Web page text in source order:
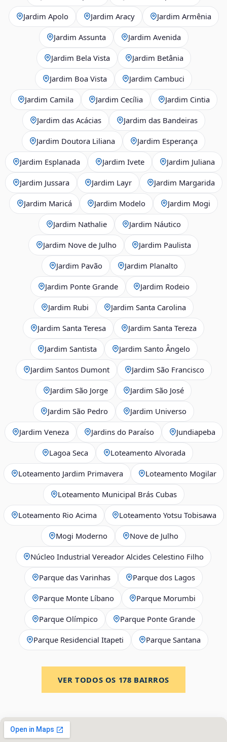
Jardim Apolo Jardim Aracy Jardim Armênia
Jardim Assunta Jardim Avenida
Jardim Bela Vista Jardim Betânia
Jardim Boa Vista Jardim Cambuci
Jardim Camila Jardim Cecília Jardim Cintia
Jardim das Acácias Jardim das Bandeiras
Jardim Doutora Liliana Jardim Esperança
Jardim Esplanada Jardim Ivete Jardim Juliana
Jardim Jussara Jardim Layr Jardim Margarida
Jardim Maricá Jardim Modelo Jardim Mogi
Jardim Nathalie Jardim Náutico
Jardim Nove de Julho Jardim Paulista
Jardim Pavão Jardim Planalto
Jardim Ponte Grande Jardim Rodeio
Jardim Rubi Jardim Santa Carolina
Jardim Santa Teresa Jardim Santa Tereza
Jardim Santista Jardim Santo Ângelo
Jardim Santos Dumont Jardim São Francisco
Jardim São Jorge Jardim São José
Jardim São Pedro Jardim Universo
Jardim Veneza Jardins do Paraíso Jundiapeba
Lagoa Seca Loteamento Alvorada
Loteamento Jardim Primavera Loteamento Mogilar
Loteamento Municipal Brás Cubas
Loteamento Rio Acima Loteamento Yotsu Tobisawa
Mogi Moderno Nove de Julho
Núcleo Industrial Vereador Alcides Celestino Filho
Parque das Varinhas Parque dos Lagos
Parque Monte Líbano Parque Morumbi
Parque Olímpico Parque Ponte Grande
Parque Residencial Itapeti Parque Santana
VER TODOS OS 178 BAIRROS